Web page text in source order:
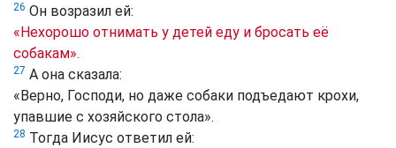
26 Он возразил ей:
«Нехорошо отнимать у детей еду и бросать её
собакам».
27 А она сказала:
«Верно, Господи, но даже собаки подъедают крохи,
упавшие с хозяйского стола».
28 Тогда Иисус ответил ей: